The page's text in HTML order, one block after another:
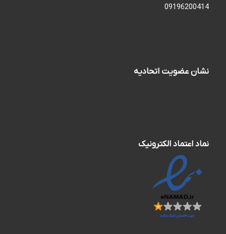
09196200414
نشان عضویت اتحادیه
نماد اعتماد الکترونیک